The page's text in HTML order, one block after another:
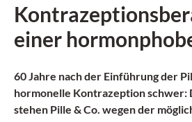
einer
60 Jahre nach der Einführung der
hormonelle Kontrazeption schwer:
stehen Pille & Co. wegen der